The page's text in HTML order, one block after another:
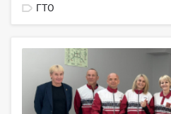
ГТО